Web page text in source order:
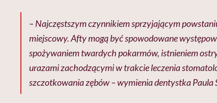
– Najczęstszym czynnikiem sprzyjającym
miejscowy. Afty mogą być spowodowane
spożywaniem twardych pokarmów, istnieniem
urazami zachodzącymi w trakcie leczenia
szczotkowania zębów – wymienia dentystka Paula